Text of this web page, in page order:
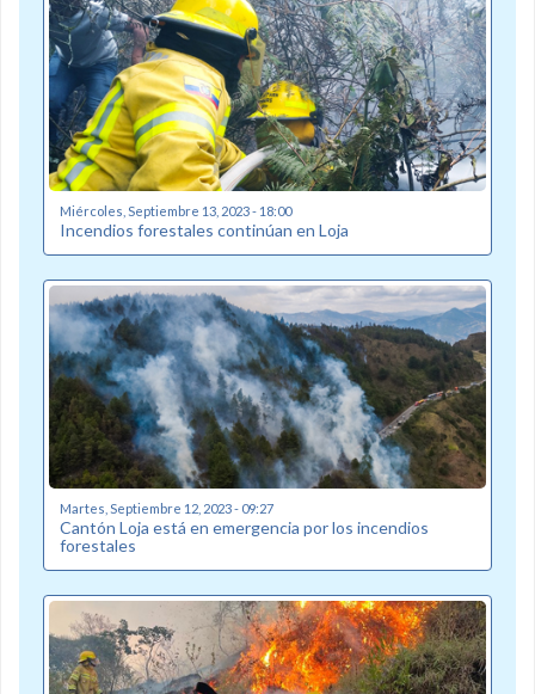
Miércoles, Septiembre 13, 2023 - 18:00
Incendios forestales continúan en Loja
Martes, Septiembre 12, 2023 - 09:27
Cantón Loja está en emergencia por los incendios
forestales